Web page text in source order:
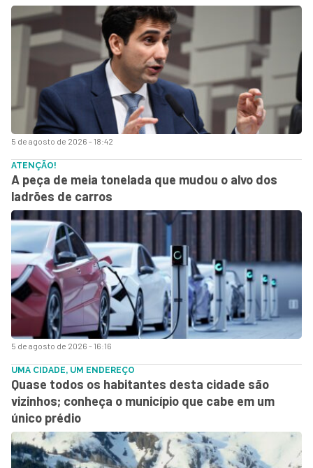
5 de agosto de 2026 - 18:42
5 de agosto de 2026 - 16:16
ATENÇÃO!
A peça de meia tonelada que mudou o alvo dos
ladrões de carros
UMA CIDADE, UM ENDEREÇO
Quase todos os habitantes desta cidade são
vizinhos; conheça o município que cabe em um
único prédio